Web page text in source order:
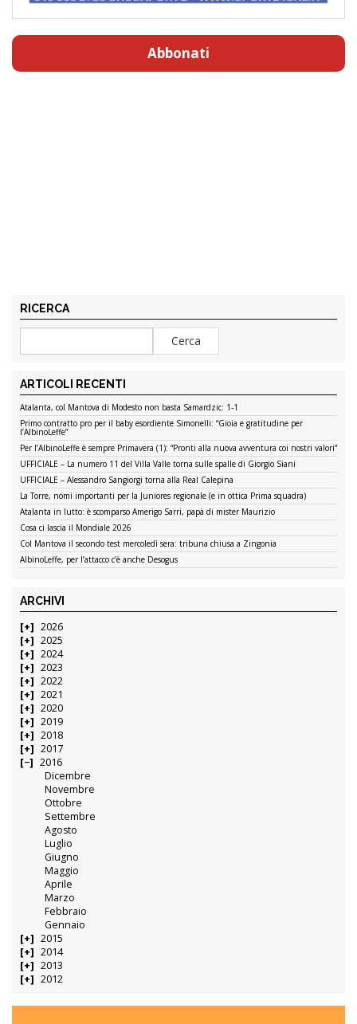
Abbonati
RICERCA
ARTICOLI RECENTI
Atalanta, col Mantova di Modesto non basta Samardzic: 1-1
Primo contratto pro per il baby esordiente Simonelli: “Gioia e gratitudine per
l’AlbinoLeffe”
Per l’AlbinoLeffe è sempre Primavera (1): “Pronti alla nuova avventura coi nostri valori”
UFFICIALE – La numero 11 del Villa Valle torna sulle spalle di Giorgio Siani
UFFICIALE – Alessandro Sangiorgi torna alla Real Calepina
La Torre, nomi importanti per la Juniores regionale (e in ottica Prima squadra)
Atalanta in lutto: è scomparso Amerigo Sarri, papà di mister Maurizio
Cosa ci lascia il Mondiale 2026
Col Mantova il secondo test mercoledì sera: tribuna chiusa a Zingonia
AlbinoLeffe, per l’attacco c’è anche Desogus
ARCHIVI
2026
2025
2024
2023
2022
2021
2020
2019
2018
2017
2016
Dicembre
Novembre
Ottobre
Settembre
Agosto
Luglio
Giugno
Maggio
Aprile
Marzo
Febbraio
Gennaio
2015
2014
2013
2012